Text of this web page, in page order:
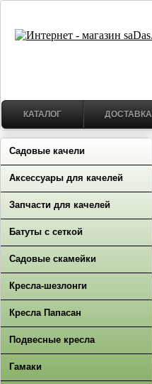
КАТАЛОГ ДОСТАВКА
Садовые качели
Аксессуары для качелей
Запчасти для качелей
Батуты с сеткой
Садовые скамейки
Кресла-шезлонги
Кресла Папасан
Подвесные кресла
Гамаки